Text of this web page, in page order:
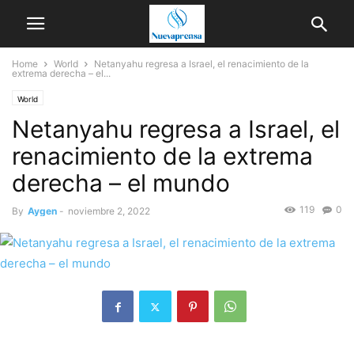
Home World
Netanyahu regresa a Israel, el renacimiento de la
extrema derecha – el...
World
Netanyahu regresa a Israel, el
renacimiento de la extrema
derecha – el mundo
By Aygen - noviembre 2, 2022 0
119